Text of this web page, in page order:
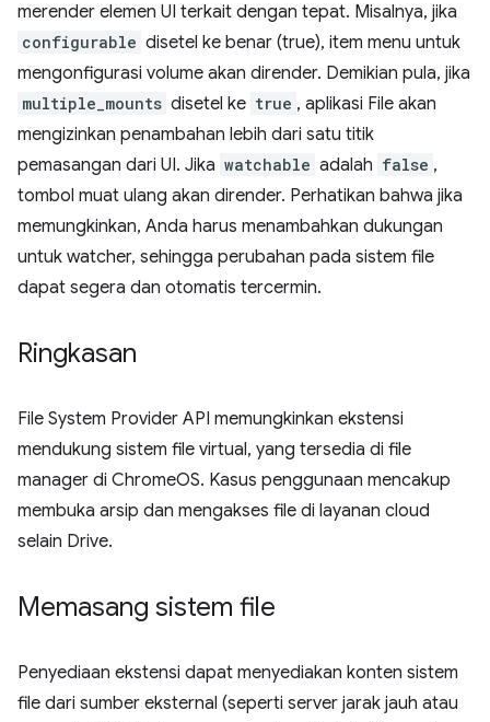
merender elemen UI terkait dengan tepat. Misalnya, jika
configurable disetel ke benar (true), item menu untuk
mengonfigurasi volume akan dirender. Demikian pula, jika
multiple_mounts disetel ke true , aplikasi File akan
mengizinkan penambahan lebih dari satu titik
pemasangan dari UI. Jika watchable adalah false ,
tombol muat ulang akan dirender. Perhatikan bahwa jika
memungkinkan, Anda harus menambahkan dukungan
untuk watcher, sehingga perubahan pada sistem file
dapat segera dan otomatis tercermin.
Ringkasan
File System Provider API memungkinkan ekstensi
mendukung sistem file virtual, yang tersedia di file
manager di ChromeOS. Kasus penggunaan mencakup
membuka arsip dan mengakses file di layanan cloud
selain Drive.
Memasang sistem file
Penyediaan ekstensi dapat menyediakan konten sistem
file dari sumber eksternal (seperti server jarak jauh atau